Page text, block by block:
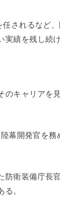
されるなど
績を残し続
キャリアを
幕開発官を
衛装備庁長
。